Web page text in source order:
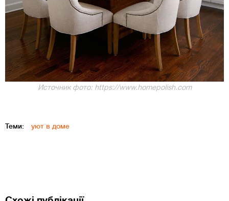
Источник фото: https://www.homepolish.com
Теми: уют в доме